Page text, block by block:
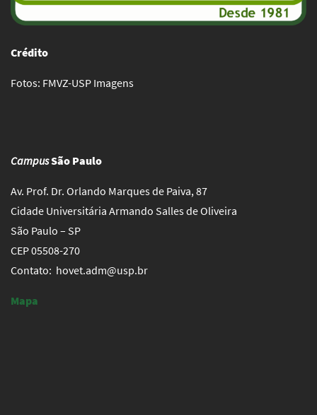
Crédito
Fotos: FMVZ-USP Imagens
CampusSão Paulo
Av. Prof. Dr. Orlando Marques de Paiva, 87
Cidade Universitária Armando Salles de Oliveira
São Paulo – SP
CEP 05508-270
Contato: hovet.adm@usp.br
Mapa